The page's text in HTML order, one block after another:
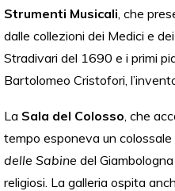
Strumenti Musicali , che
dalle collezioni dei Medici e
Stradivari del 1690 e i primi
Bartolomeo Cristofori,
La Sala del Colosso , che
tempo esponeva un
delle Sabine del
religiosi. La galleria ospita